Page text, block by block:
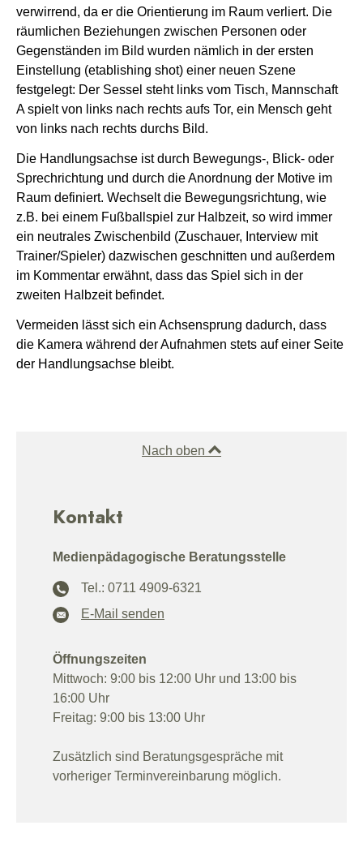
verwirrend, da er die Orientierung im Raum verliert. Die
räumlichen Beziehungen zwischen Personen oder
Gegenständen im Bild wurden nämlich in der ersten
Einstellung (etablishing shot) einer neuen Szene
festgelegt: Der Sessel steht links vom Tisch, Mannschaft
A spielt von links nach rechts aufs Tor, ein Mensch geht
von links nach rechts durchs Bild.
Die Handlungsachse ist durch Bewegungs-, Blick- oder
Sprechrichtung und durch die Anordnung der Motive im
Raum definiert. Wechselt die Bewegungsrichtung, wie
z.B. bei einem Fußballspiel zur Halbzeit, so wird immer
ein neutrales Zwischenbild (Zuschauer, Interview mit
Trainer/Spieler) dazwischen geschnitten und außerdem
im Kommentar erwähnt, dass das Spiel sich in der
zweiten Halbzeit befindet.
Vermeiden lässt sich ein Achsensprung dadurch, dass
die Kamera während der Aufnahmen stets auf einer Seite
der Handlungsachse bleibt.
Nach oben
Kontakt
Medienpädagogische Beratungsstelle
Tel.: 0711 4909-6321
E-Mail senden
Öffnungszeiten
Mittwoch: 9:00 bis 12:00 Uhr und 13:00 bis
16:00 Uhr
Freitag: 9:00 bis 13:00 Uhr
Zusätzlich sind Beratungsgespräche mit
vorheriger Terminvereinbarung möglich.